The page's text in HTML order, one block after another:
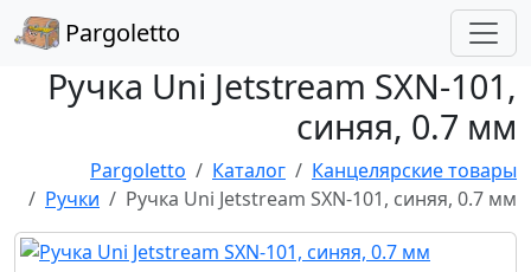
Pargoletto
Ручка Uni Jetstream SXN-101,
синяя, 0.7 мм
Pargoletto Каталог
Канцелярские товары
Ручки
Ручка Uni Jetstream SXN-101, синяя, 0.7 мм